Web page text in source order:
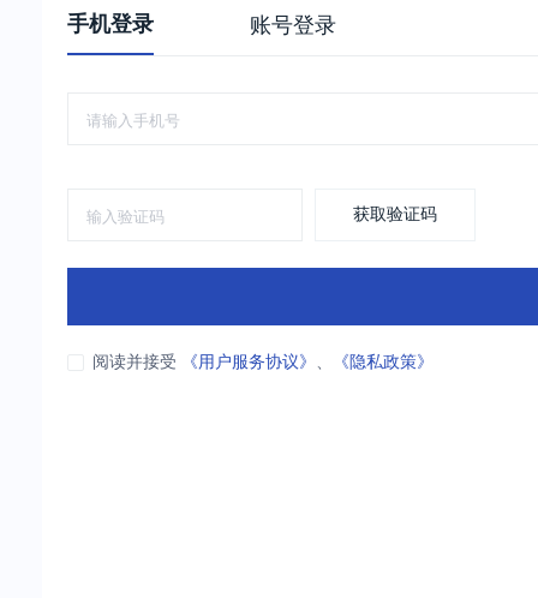
手机登录 账号登录
获取验证码
阅读并接受 《用户服务协议》 、 《隐私政策》